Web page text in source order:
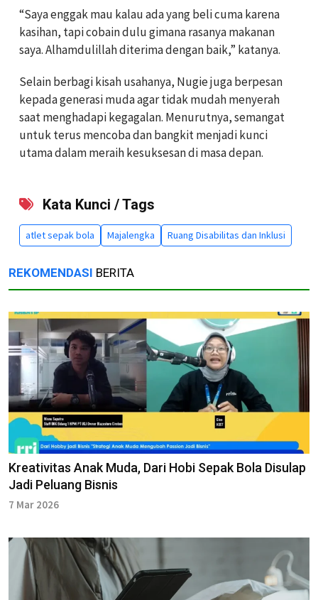
“Saya enggak mau kalau ada yang beli cuma karena
kasihan, tapi cobain dulu gimana rasanya makanan
saya. Alhamdulillah diterima dengan baik,” katanya.
Selain berbagi kisah usahanya, Nugie juga berpesan
kepada generasi muda agar tidak mudah menyerah
saat menghadapi kegagalan. Menurutnya, semangat
untuk terus mencoba dan bangkit menjadi kunci
utama dalam meraih kesuksesan di masa depan.
Kata Kunci / Tags
atlet sepak bola Majalengka Ruang Disabilitas dan Inklusi
REKOMENDASI BERITA
Kreativitas Anak Muda, Dari Hobi Sepak Bola Disulap
Jadi Peluang Bisnis
7 Mar 2026